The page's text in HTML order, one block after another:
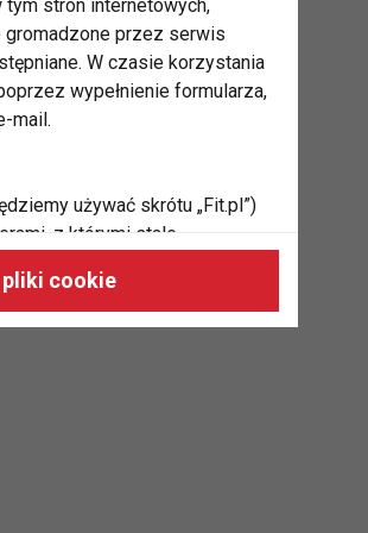
tym stron internetowych,
gromadzone przez serwis
W czasie korzystania
wypełnienie formularza,
mail.
używać skrótu „Fit.pl”)
z którymi stale
oraz do
odpowiadać Twoim
cookie